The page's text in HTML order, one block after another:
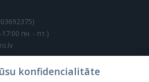
17:00 пн. - пт.)
konfidencialitāte